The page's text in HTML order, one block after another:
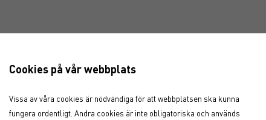
Cookies på vår webbplats
Vissa av våra cookies är nödvändiga för att webbplatsen ska kunna
fungera ordentligt. Andra cookies är inte obligatoriska och används